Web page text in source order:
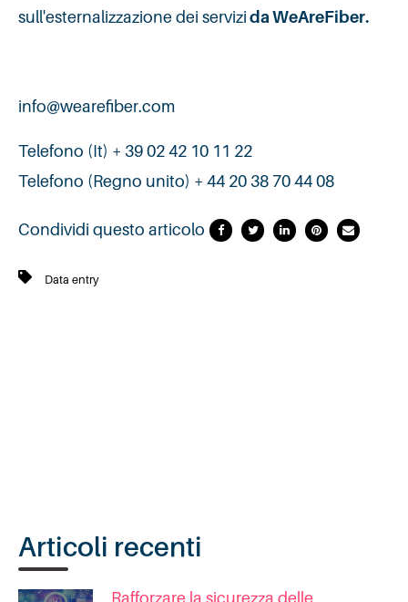
sull'esternalizzazione dei servizi da WeAreFiber.
info@wearefiber.com
Telefono (It) + 39 02 42 10 11 22
Telefono (Regno unito) + 44 20 38 70 44 08
Condividi questo articolo
Data entry
Articoli recenti